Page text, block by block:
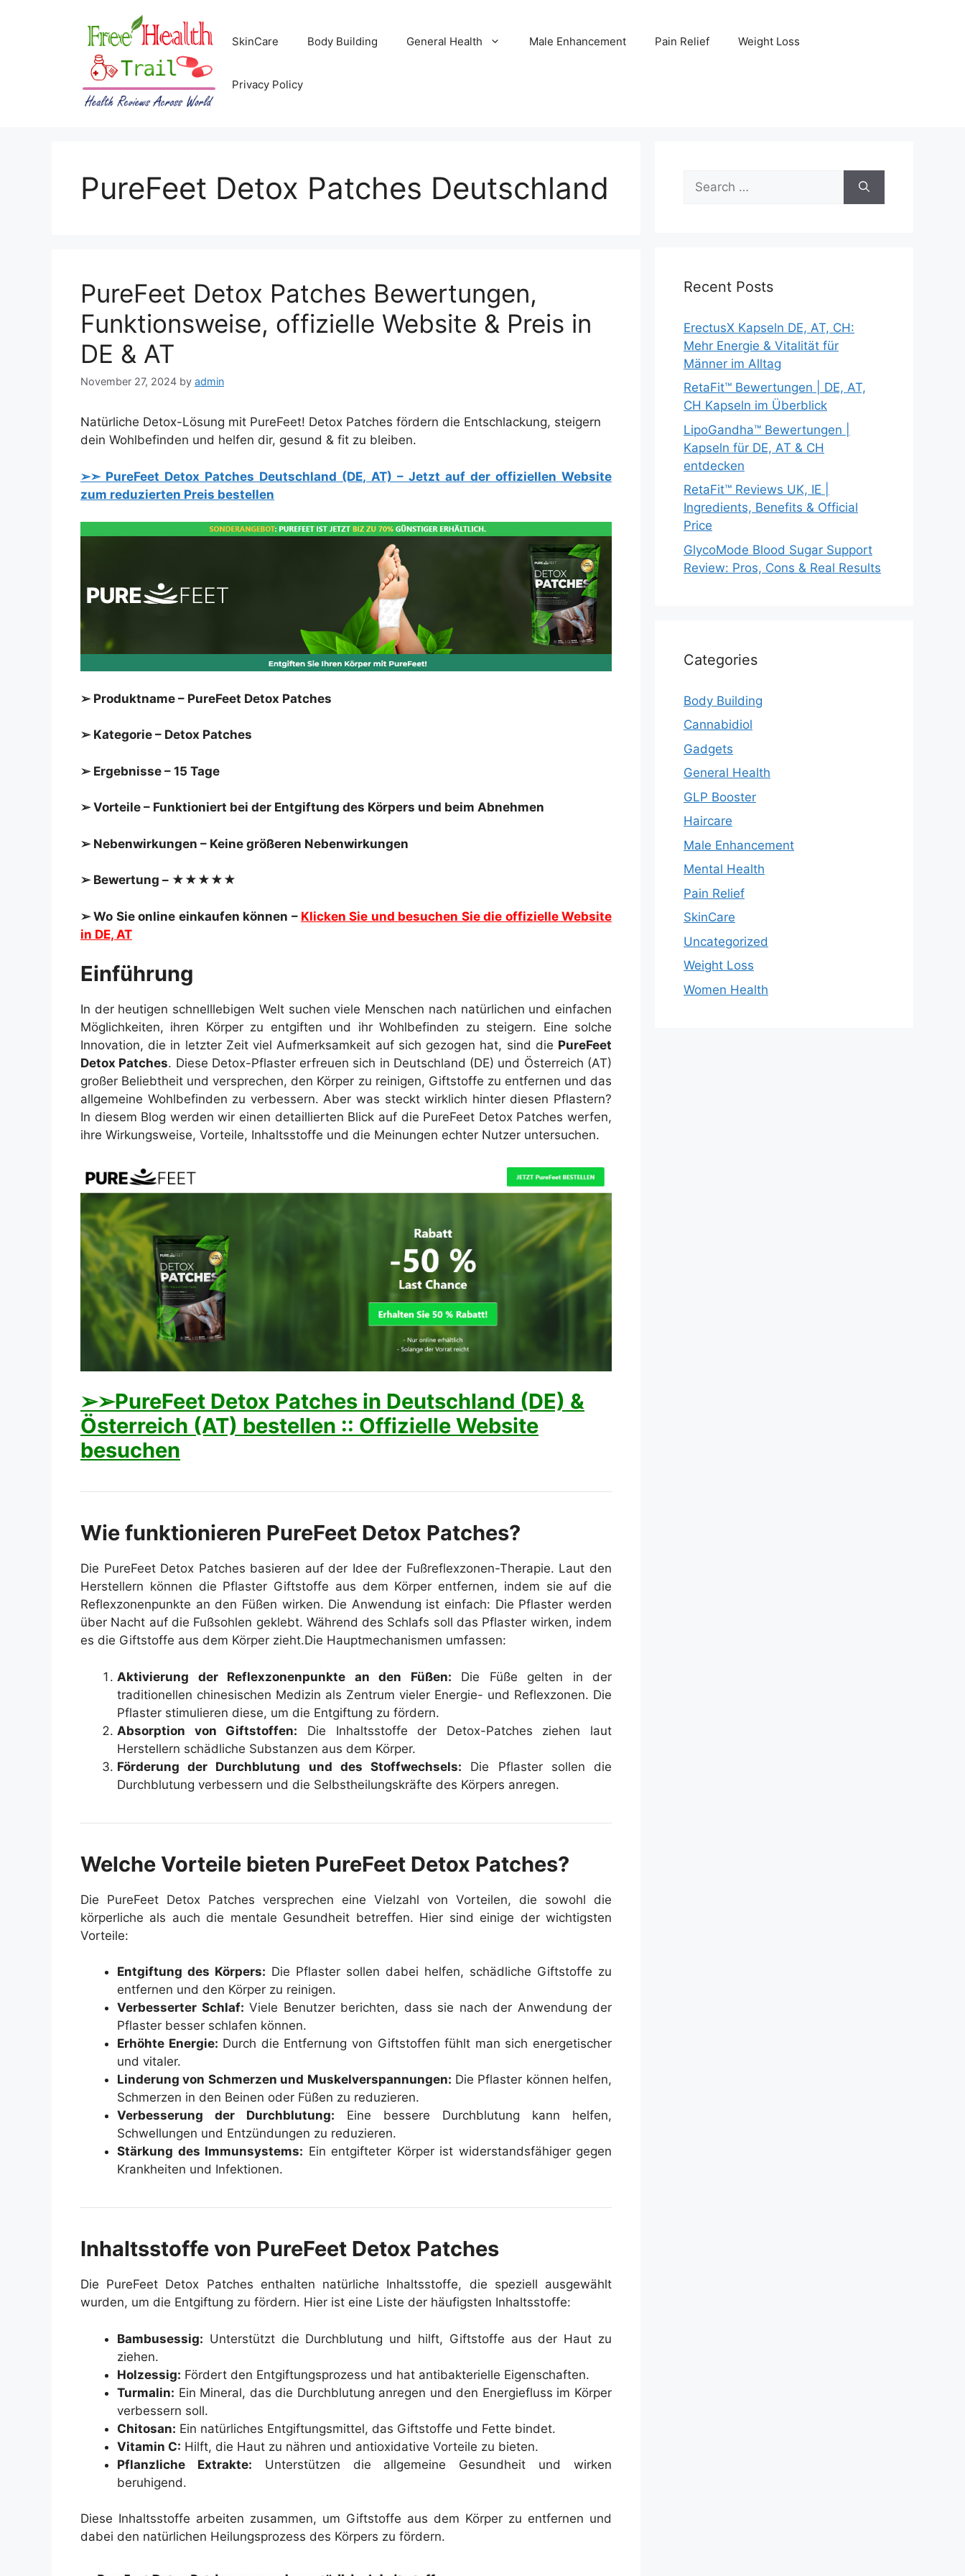
SkinCare Body Building General Health Male Enhancement Pain Relief Weight Loss
Privacy Policy
PureFeet Detox Patches Deutschland
PureFeet Detox Patches Bewertungen,
Funktionsweise, offizielle Website & Preis in
DE & AT
November 27, 2024 by admin
Natürliche Detox-Lösung mit PureFeet! Detox Patches fördern die Entschlackung, steigern
dein Wohlbefinden und helfen dir, gesund & fit zu bleiben.
➢➣ PureFeet Detox Patches Deutschland (DE, AT) – Jetzt auf der offiziellen Website
zum reduzierten Preis bestellen
➢ Produktname – PureFeet Detox Patches
➢ Kategorie – Detox Patches
➢ Ergebnisse – 15 Tage
➢ Vorteile – Funktioniert bei der Entgiftung des Körpers und beim Abnehmen
➢ Nebenwirkungen – Keine größeren Nebenwirkungen
➢ Bewertung – ★★★★★
➢ Wo Sie online einkaufen können – Klicken Sie und besuchen Sie die offizielle Website
in DE, AT
Einführung
In der heutigen schnelllebigen Welt suchen viele Menschen nach natürlichen und einfachen
Möglichkeiten, ihren Körper zu entgiften und ihr Wohlbefinden zu steigern. Eine solche
Innovation, die in letzter Zeit viel Aufmerksamkeit auf sich gezogen hat, sind die PureFeet
Detox Patches. Diese Detox-Pflaster erfreuen sich in Deutschland (DE) und Österreich (AT)
großer Beliebtheit und versprechen, den Körper zu reinigen, Giftstoffe zu entfernen und das
allgemeine Wohlbefinden zu verbessern. Aber was steckt wirklich hinter diesen Pflastern?
In diesem Blog werden wir einen detaillierten Blick auf die PureFeet Detox Patches werfen,
ihre Wirkungsweise, Vorteile, Inhaltsstoffe und die Meinungen echter Nutzer untersuchen.
➢➢PureFeet Detox Patches in Deutschland (DE) &
Österreich (AT) bestellen :: Offizielle Website
besuchen
Wie funktionieren PureFeet Detox Patches?
Die PureFeet Detox Patches basieren auf der Idee der Fußreflexzonen-Therapie. Laut den
Herstellern können die Pflaster Giftstoffe aus dem Körper entfernen, indem sie auf die
Reflexzonenpunkte an den Füßen wirken. Die Anwendung ist einfach: Die Pflaster werden
über Nacht auf die Fußsohlen geklebt. Während des Schlafs soll das Pflaster wirken, indem
es die Giftstoffe aus dem Körper zieht.Die Hauptmechanismen umfassen:
Aktivierung der Reflexzonenpunkte an den Füßen: Die Füße gelten in der
traditionellen chinesischen Medizin als Zentrum vieler Energie- und Reflexzonen. Die
Pflaster stimulieren diese, um die Entgiftung zu fördern.
Absorption von Giftstoffen: Die Inhaltsstoffe der Detox-Patches ziehen laut
Herstellern schädliche Substanzen aus dem Körper.
Förderung der Durchblutung und des Stoffwechsels: Die Pflaster sollen die
Durchblutung verbessern und die Selbstheilungskräfte des Körpers anregen.
Welche Vorteile bieten PureFeet Detox Patches?
Die PureFeet Detox Patches versprechen eine Vielzahl von Vorteilen, die sowohl die
körperliche als auch die mentale Gesundheit betreffen. Hier sind einige der wichtigsten
Vorteile:
Entgiftung des Körpers: Die Pflaster sollen dabei helfen, schädliche Giftstoffe zu
entfernen und den Körper zu reinigen.
Verbesserter Schlaf: Viele Benutzer berichten, dass sie nach der Anwendung der
Pflaster besser schlafen können.
Erhöhte Energie: Durch die Entfernung von Giftstoffen fühlt man sich energetischer
und vitaler.
Linderung von Schmerzen und Muskelverspannungen: Die Pflaster können helfen,
Schmerzen in den Beinen oder Füßen zu reduzieren.
Verbesserung der Durchblutung: Eine bessere Durchblutung kann helfen,
Schwellungen und Entzündungen zu reduzieren.
Stärkung des Immunsystems: Ein entgifteter Körper ist widerstandsfähiger gegen
Krankheiten und Infektionen.
Inhaltsstoffe von PureFeet Detox Patches
Die PureFeet Detox Patches enthalten natürliche Inhaltsstoffe, die speziell ausgewählt
wurden, um die Entgiftung zu fördern. Hier ist eine Liste der häufigsten Inhaltsstoffe:
Bambusessig: Unterstützt die Durchblutung und hilft, Giftstoffe aus der Haut zu
ziehen.
Holzessig: Fördert den Entgiftungsprozess und hat antibakterielle Eigenschaften.
Turmalin: Ein Mineral, das die Durchblutung anregen und den Energiefluss im Körper
verbessern soll.
Chitosan: Ein natürliches Entgiftungsmittel, das Giftstoffe und Fette bindet.
Vitamin C: Hilft, die Haut zu nähren und antioxidative Vorteile zu bieten.
Pflanzliche Extrakte: Unterstützen die allgemeine Gesundheit und wirken
beruhigend.
Diese Inhaltsstoffe arbeiten zusammen, um Giftstoffe aus dem Körper zu entfernen und
dabei den natürlichen Heilungsprozess des Körpers zu fördern.
for:
Recent Posts
ErectusX Kapseln DE, AT, CH:
Mehr Energie & Vitalität für
Männer im Alltag
RetaFit™ Bewertungen | DE, AT,
CH Kapseln im Überblick
LipoGandha™ Bewertungen |
Kapseln für DE, AT & CH
entdecken
RetaFit™ Reviews UK, IE |
Ingredients, Benefits & Official
Price
GlycoMode Blood Sugar Support
Review: Pros, Cons & Real Results
Categories
Body Building
Cannabidiol
Gadgets
General Health
GLP Booster
Haircare
Male Enhancement
Mental Health
Pain Relief
SkinCare
Uncategorized
Weight Loss
Women Health